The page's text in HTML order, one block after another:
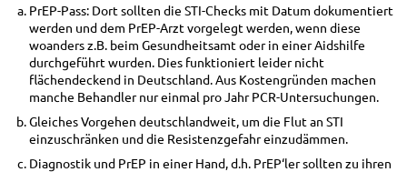
PrEP-Pass: Dort sollten die STI-Checks mit Datum dokumentiert
werden und dem PrEP-Arzt vorgelegt werden, wenn diese
woanders z.B. beim Gesundheitsamt oder in einer Aidshilfe
durchgeführt wurden. Dies funktioniert leider nicht
flächendeckend in Deutschland. Aus Kostengründen machen
manche Behandler nur einmal pro Jahr PCR-Untersuchungen.
Gleiches Vorgehen deutschlandweit, um die Flut an STI
einzuschränken und die Resistenzgefahr einzudämmen.
Diagnostik und PrEP in einer Hand, d.h. PrEP‘ler sollten zu ihren